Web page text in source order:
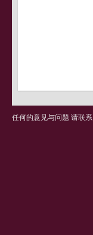
任何的意见与问题 请联系